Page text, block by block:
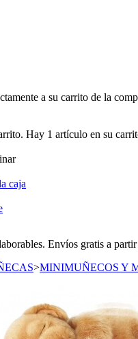
a su carrito de la
Hay 1 artículo en su
caja
Envíos gratis a
>MINIMUÑECOS Y